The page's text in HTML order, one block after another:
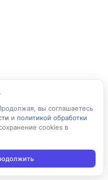
вы соглашаетесь
и политикой обработки
cookies в